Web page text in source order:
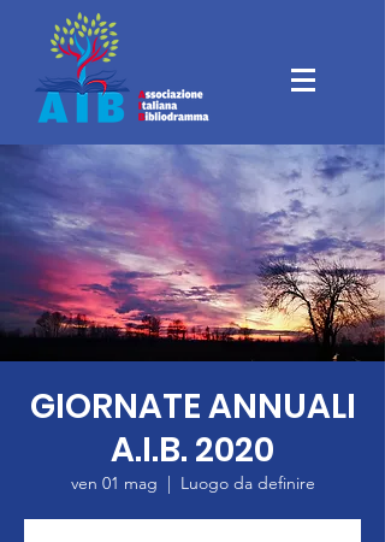
GIORNATE ANNUALI
A.I.B. 2020
ven 01 mag
  |
Luogo da definire